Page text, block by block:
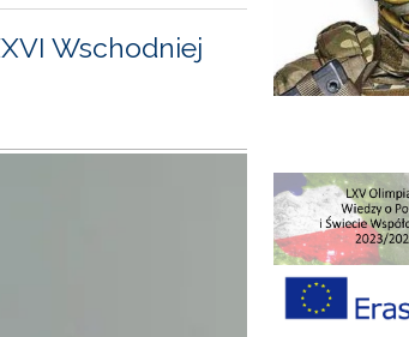
Wschodniej